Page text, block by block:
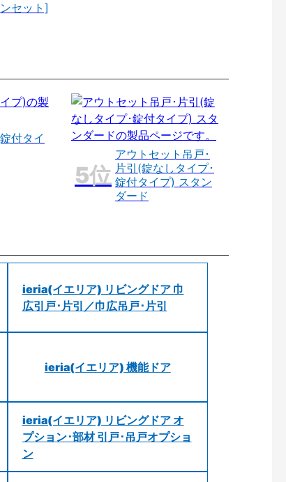
セット]
付タイ
アウトセット吊戸･
片引(錠なしタイプ･
錠付タイプ) スタン
ダード
ieria(イエリア) リビングドア 巾
広引戸･片引／巾広吊戸･片引
ieria(イエリア) 機能ドア
ieria(イエリア) リビングドア オ
プション･部材 引戸･吊戸オプショ
ン